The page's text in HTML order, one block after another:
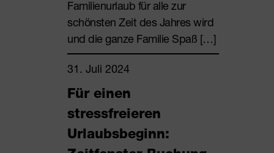
Familienurlaub für alle zur
schönsten Zeit des Jahres wird
und die ganze Familie Spaß […]
31. Juli 2024
Für einen
stressfreieren
Urlaubsbeginn: